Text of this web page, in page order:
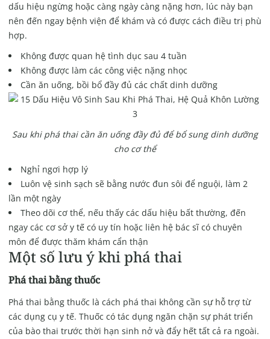
dấu hiệu ngừng hoặc càng ngày càng nặng hơn, lúc này bạn
nên đến ngay bệnh viện để khám và có được cách điều trị phù
hợp.
Không được quan hệ tình dục sau 4 tuần
Không được làm các công việc nặng nhọc
Cần ăn uống, bồi bổ đầy đủ các chất dinh dưỡng
Sau khi phá thai cần ăn uống đầy đủ để bổ sung dinh dưỡng
cho cơ thể
Nghỉ ngơi hợp lý
Luôn vệ sinh sạch sẽ bằng nước đun sôi để nguội, làm 2
lần một ngày
Theo dõi cơ thể, nếu thấy các dấu hiệu bất thường, đến
ngay các cơ sở y tế có uy tín hoặc liên hệ bác sĩ có chuyên
môn để được thăm khám cẩn thận
Một số lưu ý khi phá thai
Phá thai bằng thuốc
Phá thai bằng thuốc là cách phá thai không cần sự hỗ trợ từ
các dụng cụ y tế. Thuốc có tác dụng ngăn chặn sự phát triển
của bào thai trước thời hạn sinh nở và đẩy hết tất cả ra ngoài.